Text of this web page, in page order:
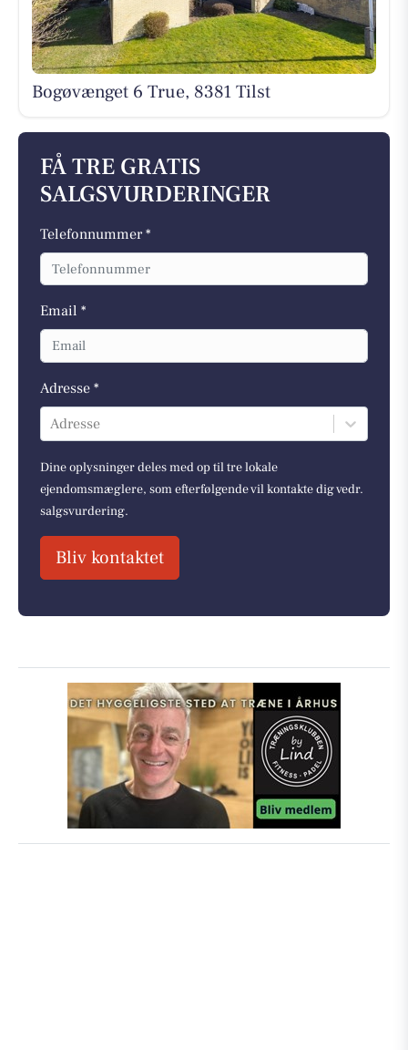
Bogøvænget 6 True, 8381 Tilst
FÅ TRE GRATIS
SALGSVURDERINGER
Telefonnummer *
Email *
Adresse *
Adresse
Dine oplysninger deles med op til tre lokale
ejendomsmæglere, som efterfølgende vil kontakte dig vedr.
salgsvurdering.
Bliv kontaktet